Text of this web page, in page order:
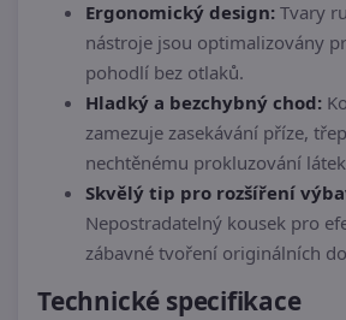
Ergonomický design: Tvary
nástroje jsou optimalizovány
pohodlí bez otlaků.
Hladký a bezchybný chod:
zamezuje zasekávání příze,
nechtěnému prokluzování
Skvělý tip pro rozšíření
Nepostradatelný kousek pro
zábavné tvoření originálních
Technické specifikace